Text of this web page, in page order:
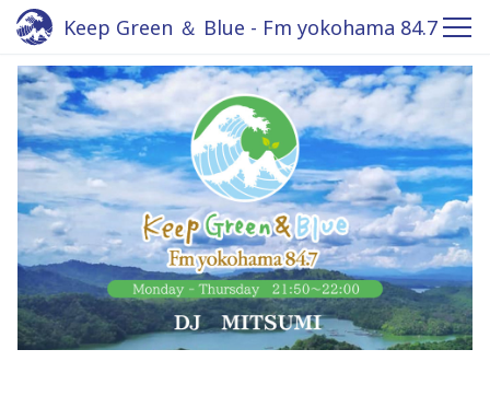
Keep Green ＆ Blue - Fm yokohama 84.7